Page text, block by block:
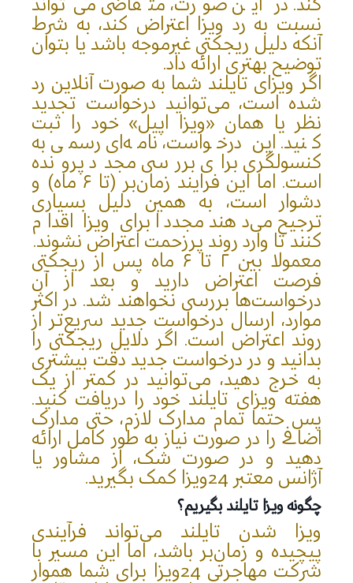
کند. در این صورت، متقاضی می‌تواند
نسبت به رد ویزا اعتراض کند، به شرط
آنکه دلیل ریجکتی غیرموجه باشد یا بتوان
توضیح بهتری ارائه داد.
اگر ویزای تایلند شما به صورت آنلاین رد
شده است، می‌توانید درخواست تجدید
نظر یا همان «ویزا اپیل» خود را ثبت
کنید. این درخواست، نامه‌ای رسمی به
کنسولگری برای بررسی مجدد پرونده
است. اما این فرایند زمان‌بر (تا ۶ ماه) و
دشوار است، به همین دلیل بسیاری
ترجیح می‌دهند مجددا برای ویزا اقدام
کنند تا وارد روند پرزحمت اعتراض نشوند.
معمولا بین ۲ تا ۶ ماه پس از ریجکتی
فرصت اعتراض دارید و بعد از آن
درخواست‌ها بررسی نخواهند شد. در اکثر
موارد، ارسال درخواست جدید سریع‌تر از
روند اعتراض است. اگر دلایل ریجکتی را
بدانید و در درخواست جدید دقت بیشتری
به خرج دهید، می‌توانید در کمتر از یک
هفته ویزای تایلند خود را دریافت کنید.
پس حتما تمام مدارک لازم، حتی مدارک
اضافی را در صورت نیاز به طور کامل ارائه
دهید و در صورت شک، از مشاور یا
آژانس معتبر 24ویزا کمک بگیرید.
چگونه ویزا تایلند بگیریم؟
ویزا شدن تایلند می‌تواند فرآیندی
پیچیده و زمان‌بر باشد، اما این مسیر با
شرکت مهاجرتی 24ویزا برای شما هموار